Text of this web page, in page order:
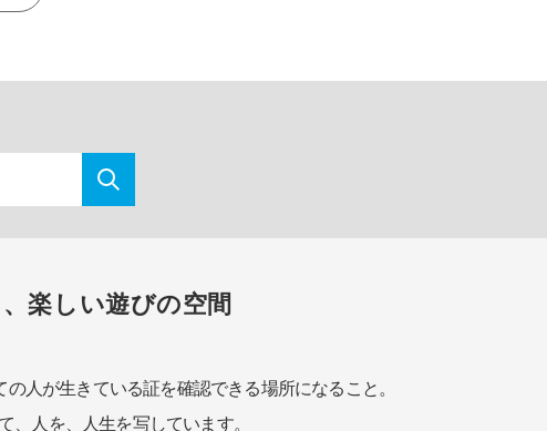
楽しい遊びの空間
人が生きている証を確認できる場所になること。
、 人を、人生を写しています。